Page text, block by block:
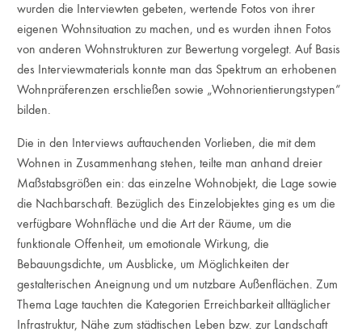
wurden die Interviewten gebeten, wertende Fotos von ihrer
eigenen Wohnsituation zu machen, und es wurden ihnen Fotos
von anderen Wohnstrukturen zur Bewertung vorgelegt. Auf Basis
des Interviewmaterials konnte man das Spektrum an erhobenen
Wohnpräferenzen erschließen sowie „Wohnorientierungstypen“
bilden.
Die in den Interviews auftauchenden Vorlieben, die mit dem
Wohnen in Zusammenhang stehen, teilte man anhand dreier
Maßstabsgrößen ein: das einzelne Wohnobjekt, die Lage sowie
die Nachbarschaft. Bezüglich des Einzelobjektes ging es um die
verfügbare Wohnfläche und die Art der Räume, um die
funktionale Offenheit, um emotionale Wirkung, die
Bebauungsdichte, um Ausblicke, um Möglichkeiten der
gestalterischen Aneignung und um nutzbare Außenflächen. Zum
Thema Lage tauchten die Kategorien Erreichbarkeit alltäglicher
Infrastruktur, Nähe zum städtischen Leben bzw. zur Landschaft